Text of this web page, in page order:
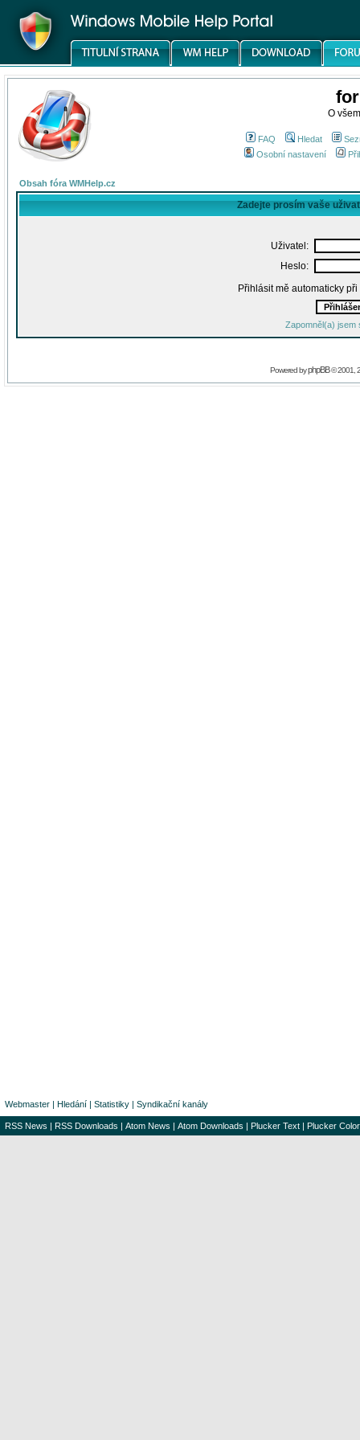
O
FAQ Hledat
Osobní nastavení
Obsah fóra WMHelp.cz
Zadejte prosím vaše
Uživatel:
Heslo:
Přihlásit mě automaticky
Zapomněl(a) jsem
Powered byphpBB© 2001,
Webmaster | Hledání | Statistiky | Syndikační kanály
RSS News | RSS Downloads | Atom News | Atom Downloads | Plucker Text | Plucker Color